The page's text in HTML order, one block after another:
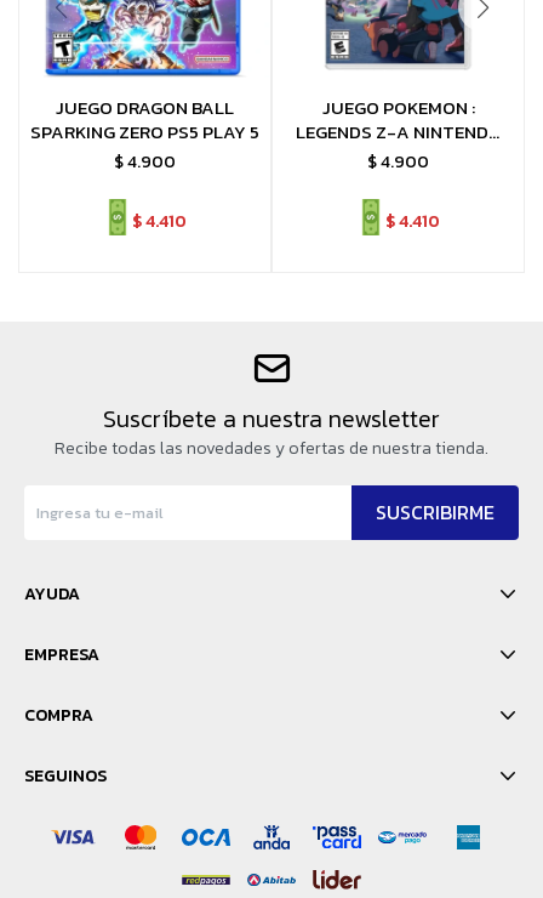
JUEGO DRAGON BALL
SPARKING ZERO PS5 PLAY 5
$4.900
$4.410
JUEGO POKEMON :
LEGENDS Z-A NINTENDO
SWITCH LEYENDAS Z-A
$4.900
$4.410
Suscríbete a nuestra newsletter
Recibe todas las novedades y ofertas de nuestra tienda.
SUSCRIBIRME
AYUDA
EMPRESA
COMPRA
SEGUINOS